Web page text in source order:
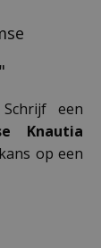
een
Knautia
op een